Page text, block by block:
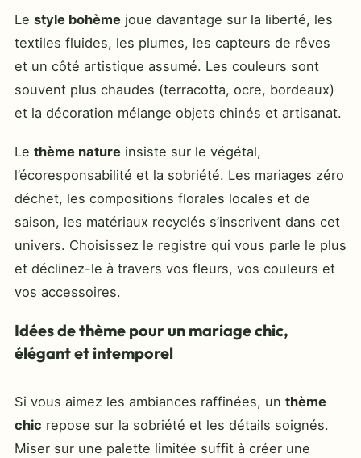
Le style bohème joue davantage sur la liberté, les
textiles fluides, les plumes, les capteurs de rêves
et un côté artistique assumé. Les couleurs sont
souvent plus chaudes (terracotta, ocre, bordeaux)
et la décoration mélange objets chinés et artisanat.
Le thème nature insiste sur le végétal,
l’écoresponsabilité et la sobriété. Les mariages zéro
déchet, les compositions florales locales et de
saison, les matériaux recyclés s’inscrivent dans cet
univers. Choisissez le registre qui vous parle le plus
et déclinez-le à travers vos fleurs, vos couleurs et
vos accessoires.
Idées de thème pour un mariage chic,
élégant et intemporel
Si vous aimez les ambiances raffinées, un thème
chic repose sur la sobriété et les détails soignés.
Miser sur une palette limitée suffit à créer une